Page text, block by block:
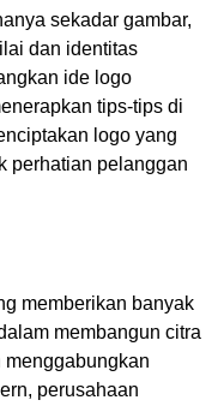
sekadar gambar,
dan identitas
ide logo
tips-tips di
logo yang
perhatian pelanggan
memberikan banyak
membangun citra
menggabungkan
perusahaan